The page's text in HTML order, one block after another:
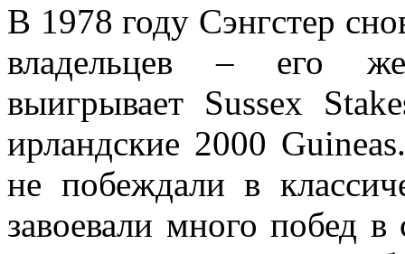
В 1978 году Сэнгстер
владельцев – его
выигрывает Sussex
ирландские 2000
не побеждали в
завоевали много побед